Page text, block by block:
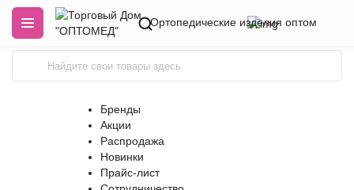
Ортопедические изделия оптом
Бренды
Акции
Распродажа
Новинки
Прайс-лист